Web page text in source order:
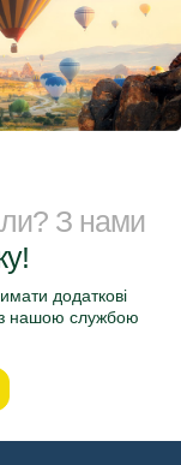
З нами
додаткові
з нашою службою